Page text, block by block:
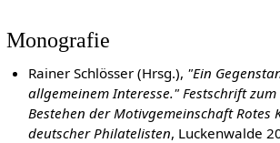
Monografie
Rainer Schlösser (Hrsg.), "Ein
allgemeinem Interesse." Festschrift
Bestehen der Motivgemeinschaft Rotes
deutscher Philatelisten, Luckenwalde